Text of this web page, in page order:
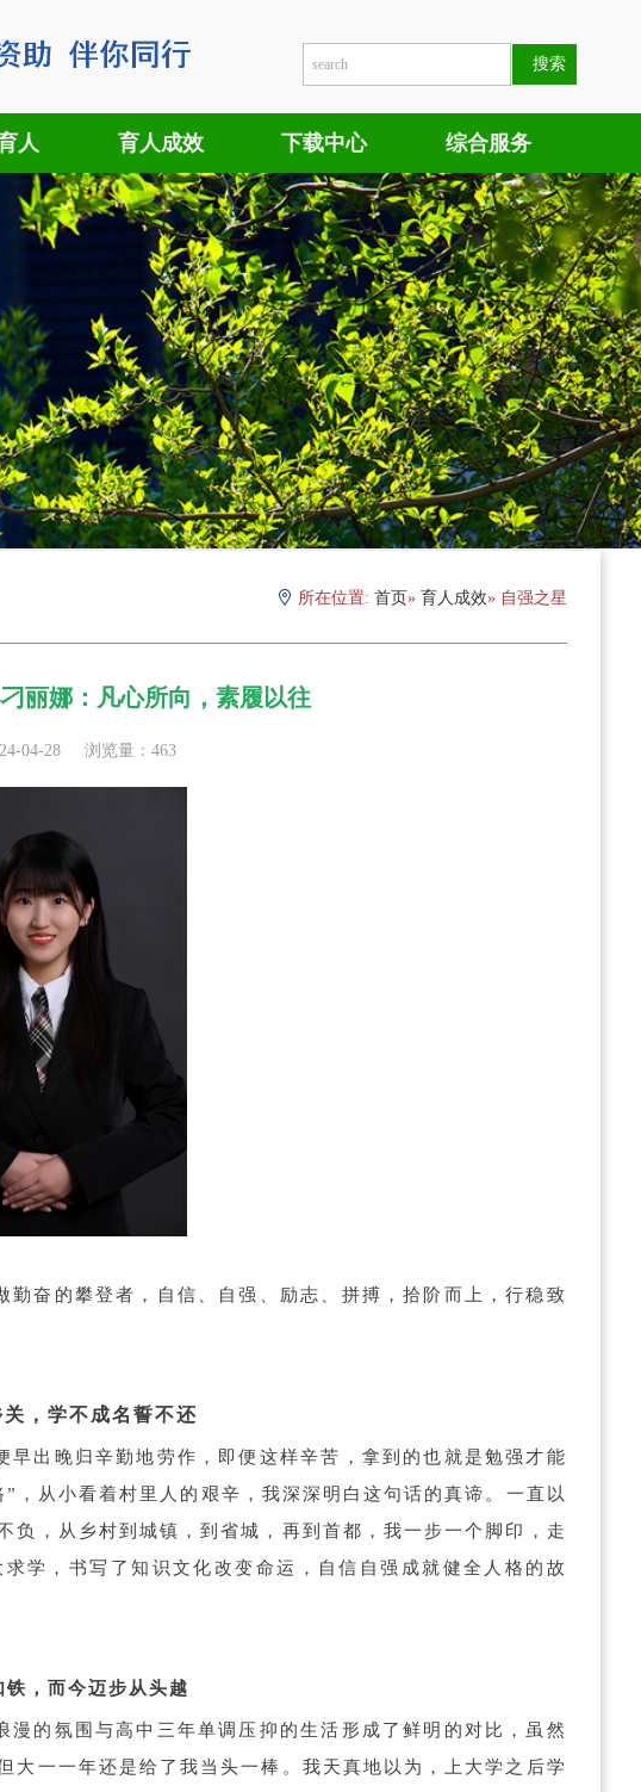
人 育人成效 下载中心 综合服务
所在位置: 首页» 育人成效» 自强之星
丽娜：凡心所向，素履以往
04-28 浏览量： 463
奋的攀登者，自信、自强、励志、拼搏，拾阶而上，行稳致
，学不成名誓不还
出晚归辛勤地劳作，即便这样辛苦，拿到的也就是勉强才能
，从小看着村里人的艰辛，我深深明白这句话的真谛。一直以
负，从乡村到城镇，到省城，再到首都，我一步一个脚印，走
学，书写了知识文化改变命运，自信自强成就健全人格的故
铁，而今迈步从头越
的氛围与高中三年单调压抑的生活形成了鲜明的对比，虽然
大一一年还是给了我当头一棒。我天真地以为，上大学之后学